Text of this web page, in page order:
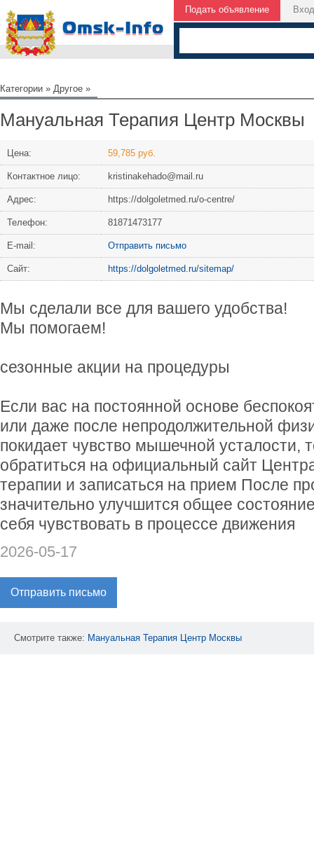
Подать объявление Вход
Категории » Другое »
Мануальная Терапия Центр Москвы
Цена: 59,785 руб.
Контактное лицо: kristinakehado@mail.ru
Адрес: https://dolgoletmed.ru/o-centre/
Телефон: 81871473177
Е-mail: Отправить письмо
Сайт: https://dolgoletmed.ru/sitemap/
Мы сделали все для вашего удобства!
Мы помогаем!
сезонные акции на процедуры
Если вас на постоянной основе
или даже после непродолжительной
покидает чувство мышечной усталости,
обратиться на официальный сайт
терапии и записаться на прием После
значительно улучшится общее
себя чувствовать в процессе движения
2026-05-17
Отправить письмо
Смотрите также: Мануальная Терапия Центр Москвы